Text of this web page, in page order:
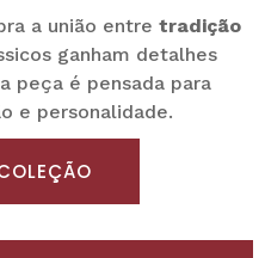
a união entre tradição
ganham detalhes
peça é pensada para
e personalidade.